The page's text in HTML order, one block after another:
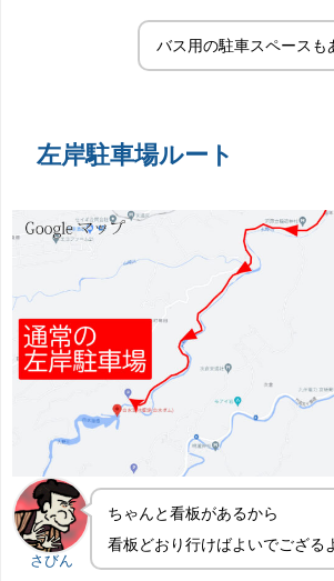
バス用の駐車スペースも
左岸駐車場ルート
さびん
ちゃんと看板があるから
看板どおり行けばよいでござる